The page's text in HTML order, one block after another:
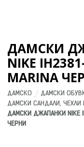
ДАМСКИ
NIKE
MARINA
ДАМСКО
ДАМСКИ
ДАМСКИ САНДАЛИ,
ДАМСКИ ДЖАПАНКИ NIKE
ЧЕРНИ